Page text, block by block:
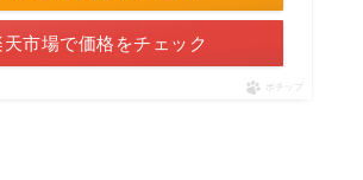
天市場で価格をチェック
ポチップ